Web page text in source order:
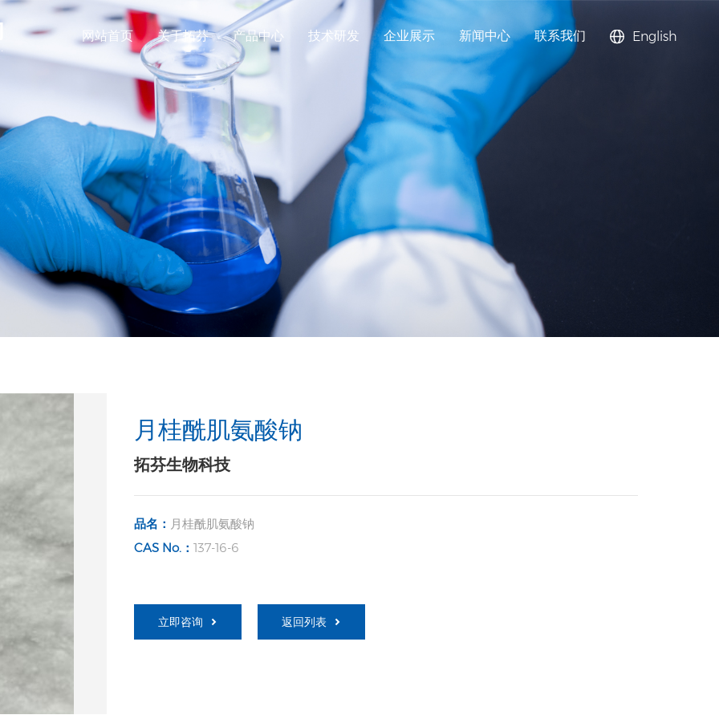
网站首页 关于拓芬 产品中心 技术研发 企业展示 新闻中心 联系我们 English
公司简介
资质荣誉
公司新闻
行业动态
表面活性剂系列
月桂酰肌氨酸钠
月桂酰肌氨酸
肉豆蔻酰肌氨酸钠
肉豆蔻酰肌氨酸
椰油酰肌氨酸钠
一水肌酸
肌酸盐酸盐
无水肌酸
肌酸柠檬酸盐
月桂酰肌氨酸钠
拓芬生物科技
品名： 月桂酰肌氨酸钠
CAS No.： 137-16-6
立即咨询 返回列表